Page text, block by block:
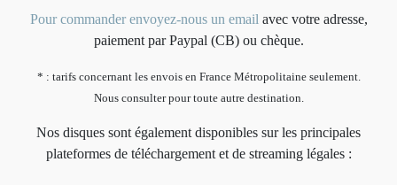
Pour commander envoyez-nous un email avec votre adresse,
paiement par Paypal (CB) ou chèque.
* : tarifs concernant les envois en France Métropolitaine seulement.
Nous consulter pour toute autre destination.
Nos disques sont également disponibles sur les principales
plateformes de téléchargement et de streaming légales :